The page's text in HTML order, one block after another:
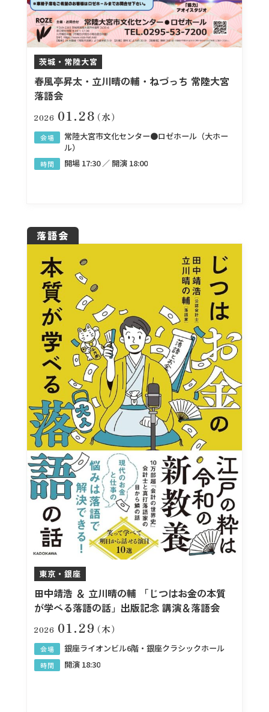
茨城・常陸大宮
春風亭昇太・立川晴の輔・ねづっち 常陸大宮
落語会
2026 01.28（水）
会場
常陸大宮市文化センター●ロゼホール（大ホー
ル）
時間 開場 17:30 ／ 開演 18:00
落語会
東京・銀座
田中靖浩 ＆ 立川晴の輔 「じつはお金の本質
が学べる落語の話」出版記念 講演＆落語会
2026 01.29（木）
会場 銀座ライオンビル6階・銀座クラシックホール
時間 開演 18:30